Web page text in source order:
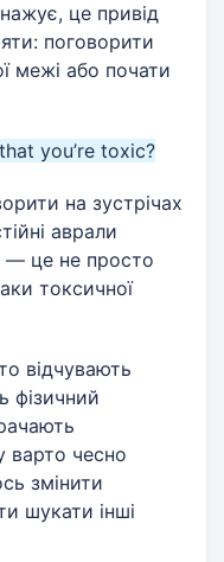
це привід
поговорити
межі або почати
you’re toxic?
на зустрічах
аврали
— це не просто
токсичної
відчувають
фізичний
варто чесно
змінити
шукати інші